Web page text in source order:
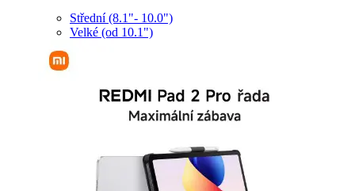
Střední (8.1"- 10.0")
Velké (od 10.1")